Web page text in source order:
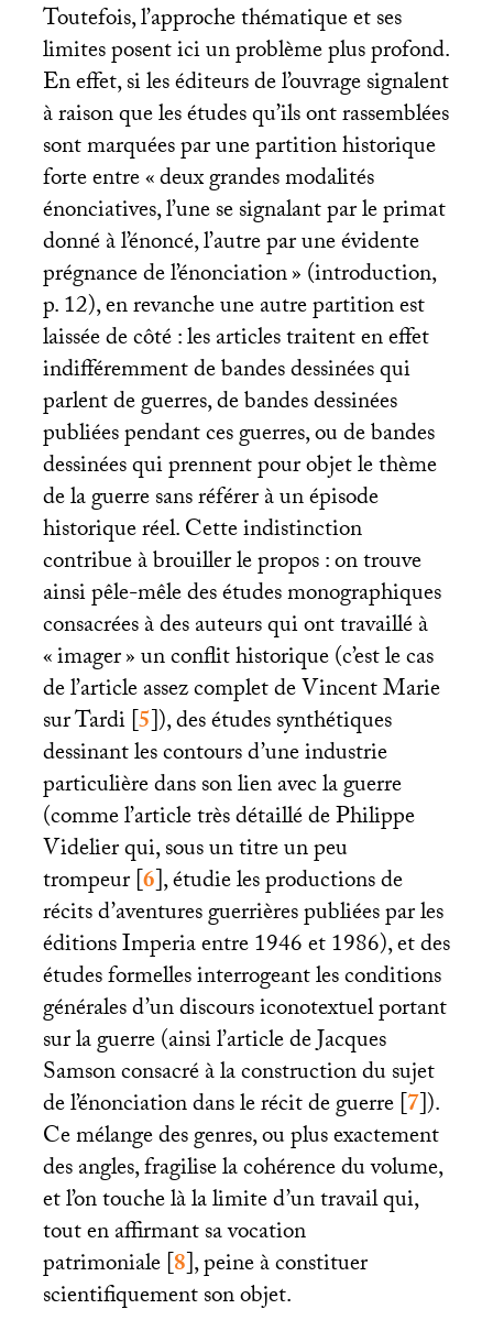
Toutefois, l’approche thématique et ses
limites posent ici un problème plus profond.
En effet, si les éditeurs de l’ouvrage signalent
à raison que les études qu’ils ont rassemblées
sont marquées par une partition historique
forte entre «deux grandes modalités
énonciatives, l’une se signalant par le primat
donné à l’énoncé, l’autre par une évidente
prégnance de l’énonciation» (introduction,
p. 12), en revanche une autre partition est
laissée de côté : les articles traitent en effet
indifféremment de bandes dessinées qui
parlent de guerres, de bandes dessinées
publiées pendant ces guerres, ou de bandes
dessinées qui prennent pour objet le thème
de la guerre sans référer à un épisode
historique réel. Cette indistinction
contribue à brouiller le propos : on trouve
ainsi pêle-mêle des études monographiques
consacrées à des auteurs qui ont travaillé à
«imager» un conflit historique (c’est le cas
de l’article assez complet de Vincent Marie
sur Tardi[5]), des études synthétiques
dessinant les contours d’une industrie
particulière dans son lien avec la guerre
(comme l’article très détaillé de Philippe
Videlier qui, sous un titre un peu
trompeur[6], étudie les productions de
récits d’aventures guerrières publiées par les
éditions Imperia entre 1946 et 1986), et des
études formelles interrogeant les conditions
générales d’un discours iconotextuel portant
sur la guerre (ainsi l’article de Jacques
Samson consacré à la construction du sujet
de l’énonciation dans le récit de guerre[7]).
Ce mélange des genres, ou plus exactement
des angles, fragilise la cohérence du volume,
et l’on touche là la limite d’un travail qui,
tout en affirmant sa vocation
patrimoniale[8], peine à constituer
scientifiquement son objet.